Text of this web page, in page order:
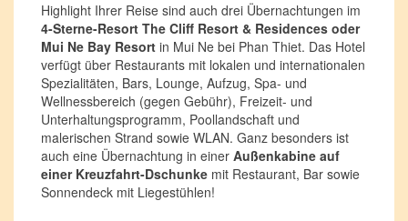
Highlight Ihrer Reise sind auch drei Übernachtungen im
4-Sterne-Resort The Cliff Resort & Residences oder
Mui Ne Bay Resort in Mui Ne bei Phan Thiet. Das Hotel
verfügt über Restaurants mit lokalen und internationalen
Spezialitäten, Bars, Lounge, Aufzug, Spa- und
Wellnessbereich (gegen Gebühr), Freizeit- und
Unterhaltungsprogramm, Poollandschaft und
malerischen Strand sowie WLAN. Ganz besonders ist
auch eine Übernachtung in einer Außenkabine auf
einer Kreuzfahrt-Dschunke mit Restaurant, Bar sowie
Sonnendeck mit Liegestühlen!